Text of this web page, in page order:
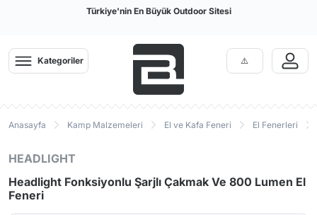
Türkiye'nin En Büyük Outdoor Sitesi
Kategoriler
Anasayfa Kamp Malzemeleri El ve Kafa Feneri El Fenerleri
HEADLIGHT
Headlight Fonksiyonlu Şarjlı Çakmak Ve 800 Lumen El
Feneri